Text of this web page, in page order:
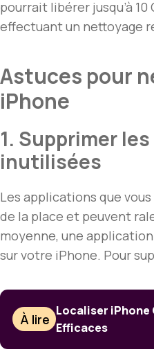
pourrait libérer jusqu’à
effectuant un nettoyage
Astuces pour
iPhone
1. Supprimer
inutilisées
Les applications que
de la place et peuvent
moyenne, une
sur votre iPhone. Pour
À lire
Localiser iPhone
Efficaces